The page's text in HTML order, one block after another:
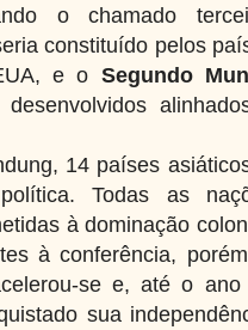
o chamado
constituído pelos
e o Segundo
14 países
Todas as
à dominação
à conferência,
se e, até o ano
sua